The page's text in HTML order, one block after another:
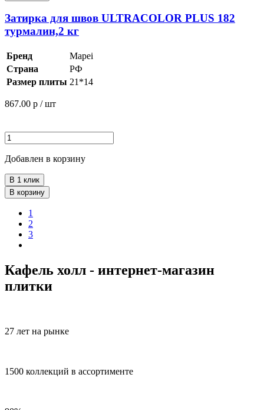
Затирка для швов ULTRACOLOR PLUS 182
турмалин,2 кг
Бренд
Mapei
Страна
РФ
Размер плиты 21*14
867.00 р / шт
Добавлен в корзину
В 1 клик
В корзину
1
2
3
Кафель холл - интернет-магазин
плитки
27 лет на рынке
1500 коллекций в ассортименте